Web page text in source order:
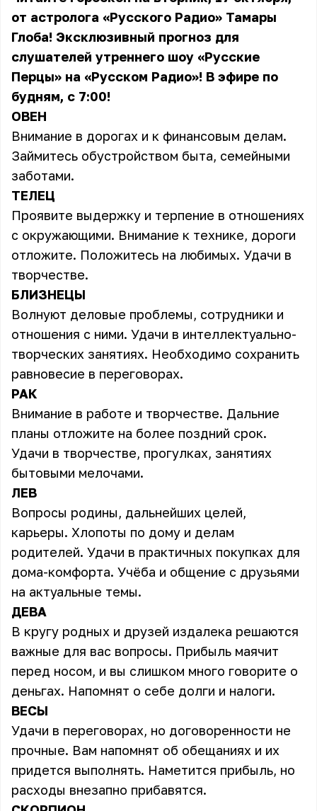
от астролога «Русского Радио» Тамары
Глоба! Эксклюзивный прогноз для
слушателей утреннего шоу «Русские
Перцы» на «Русском Радио»! В эфире по
будням, с 7:00!
ОВЕН
Внимание в дорогах и к финансовым делам.
Займитесь обустройством быта, семейными
заботами.
ТЕЛЕЦ
Проявите выдержку и терпение в отношениях
с окружающими. Внимание к технике, дороги
отложите. Положитесь на любимых. Удачи в
творчестве.
БЛИЗНЕЦЫ
Волнуют деловые проблемы, сотрудники и
отношения с ними. Удачи в интеллектуально-
творческих занятиях. Необходимо сохранить
равновесие в переговорах.
РАК
Внимание в работе и творчестве. Дальние
планы отложите на более поздний срок.
Удачи в творчестве, прогулках, занятиях
бытовыми мелочами.
ЛЕВ
Вопросы родины, дальнейших целей,
карьеры. Хлопоты по дому и делам
родителей. Удачи в практичных покупках для
дома-комфорта. Учёба и общение с друзьями
на актуальные темы.
ДЕВА
В кругу родных и друзей издалека решаются
важные для вас вопросы. Прибыль маячит
перед носом, и вы слишком много говорите о
деньгах. Напомнят о себе долги и налоги.
ВЕСЫ
Удачи в переговорах, но договоренности не
прочные. Вам напомнят об обещаниях и их
придется выполнять. Наметится прибыль, но
расходы внезапно прибавятся.